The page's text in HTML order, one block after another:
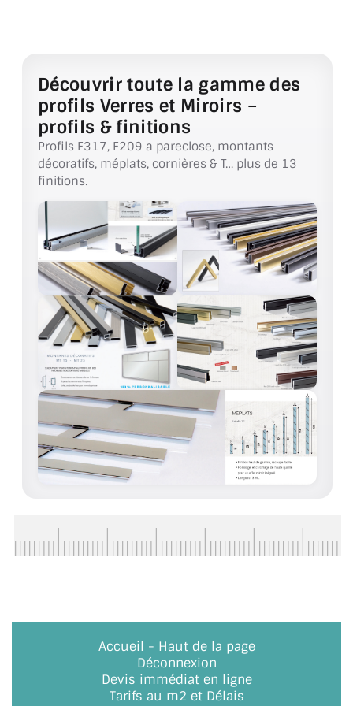
FIXATION GARDES CORPS
SYSTÈMES PIVOTANTS
SYSTÈMES COULISSANTS
LE CATALOGUE ACCESSOIRES
(STROMBINOSCOPE)
ACCESSOIRES EN PROMOTIONS
EXEMPLES, RÉALISATIONS, INSPIRATIONS
NUANCIER RAL
COMMENT COUPER DU VERRE ?
CONSEILS / AIDE
A PROPOS DE LA LIVRAISON
COMPTE PRO
MON PANIER
Découvrir toute la gamme des
profils Verres et Miroirs –
profils & finitions
Profils F317, F209 a pareclose, montants
décoratifs, méplats, cornières & T… plus de 13
finitions.
Accueil - Haut de la page
Déconnexion
Devis immédiat en ligne
Tarifs au m2 et Délais